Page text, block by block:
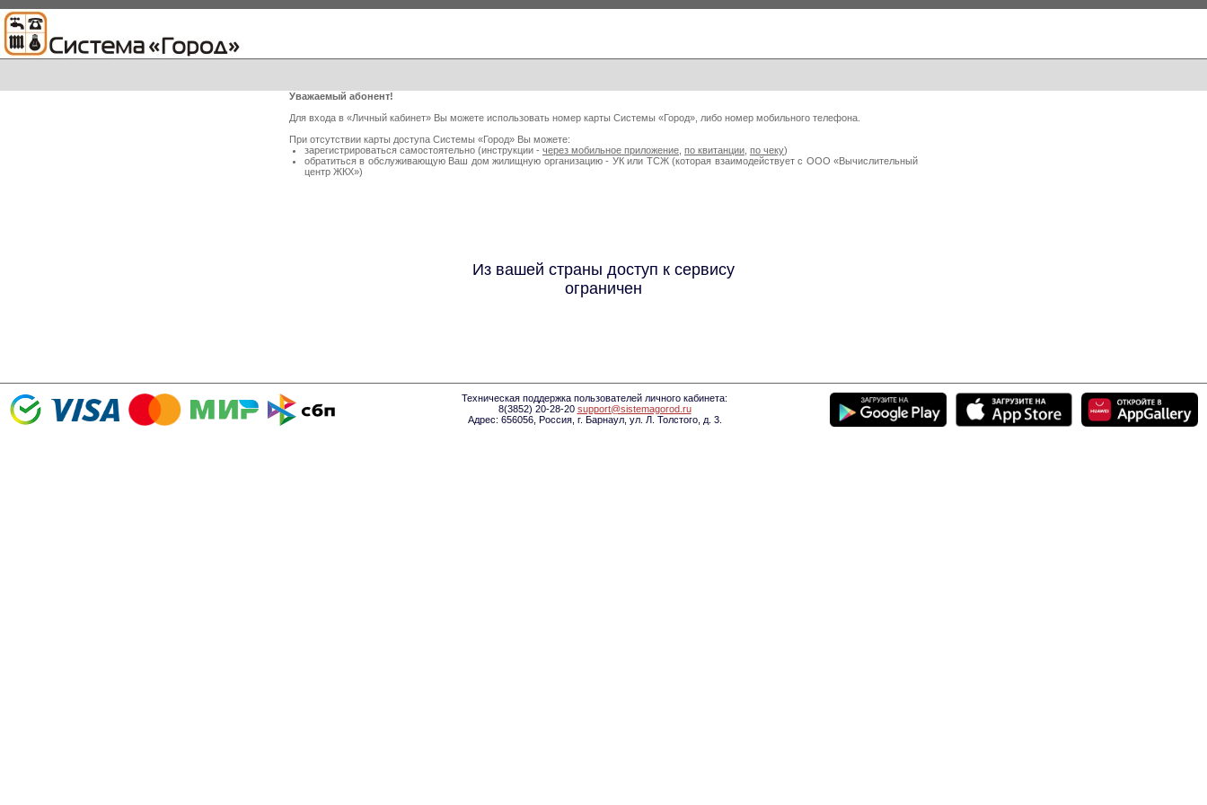
Уважаемый абонент!
Для входа в «Личный кабинет» Вы можете использовать номер карты Системы «Город», либо номер мобильного телефона.
При отсутствии карты доступа Системы «Город» Вы можете:
зарегистрироваться самостоятельно (инструкции - через мобильное приложение по квитанции по чеку)
обратиться в обслуживающую Ваш дом жилищную организацию - УК или ТСЖ (которая взаимодействует с ООО «Вычислительный
центр ЖКХ»)
Из вашей страны доступ к сервису
ограничен
Техническая поддержка пользователей личного кабинета:
8(3852) 20-28-20 support@sistemagorod.ru
Адрес: 656056, Россия, г. Барнаул, ул. Л. Толстого, д. 3.